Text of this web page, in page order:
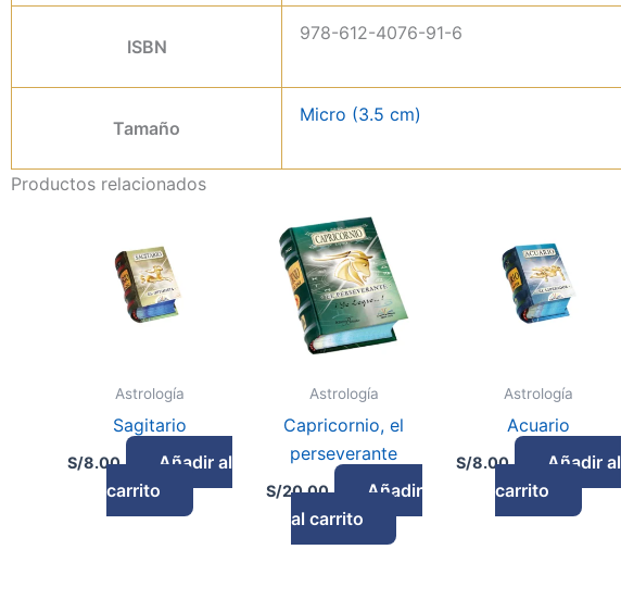
• Una pieza curiosa para coleccionistas
ISBN
978-612-4076-91-6
Tamaño
Micro (3.5 cm)
Productos relacionados
Astrología
Sagitario
S/8.00
Añadir al
carrito
Astrología
Capricornio, el
perseverante
S/20.00
Añadir
al carrito
Astrología
Acuario
S/8.00
Añadir al
carrito